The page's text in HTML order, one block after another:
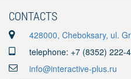
CONTACTS
428000, Cheboksary, ul.
telephone: +7 (8352) 222-
info@interactive-plus.ru